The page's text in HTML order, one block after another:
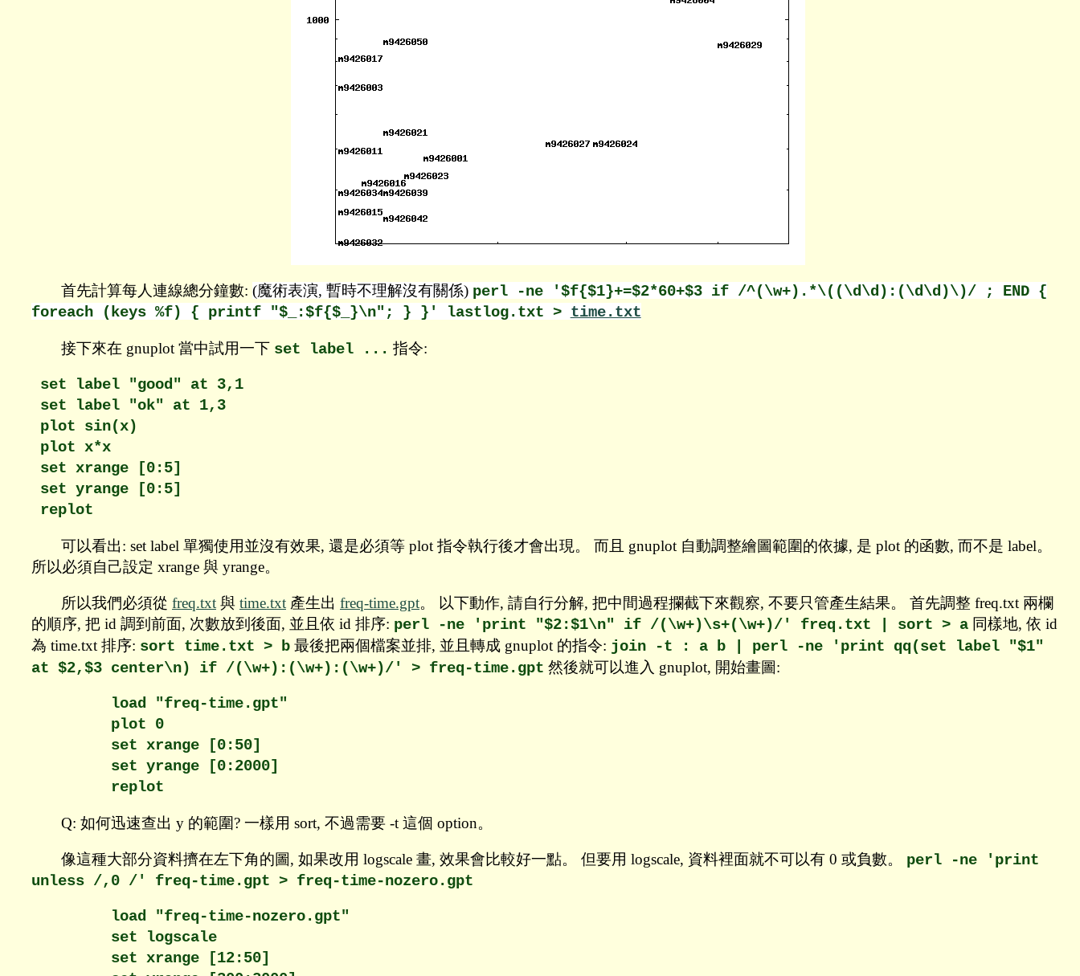
首先計算每人連線總分鐘數: (魔術表演, 暫時不理解沒有關係) perl -ne '$f{$1}+=$2*60+$3 if /^(\w+).*\((\d\d):(\d\d)\)/ ; END {
foreach (keys %f) { printf "$_:$f{$_}\n"; } }' lastlog.txt > time.txt
接下來在 gnuplot 當中試用一下 set label ... 指令:
set label "good" at 3,1
set label "ok" at 1,3
plot sin(x)
plot x*x
set xrange [0:5]
set yrange [0:5]
可以看出: set label 單獨使用並沒有效果, 還是必須等 plot 指令執行後才會出現。 而且 gnuplot 自動調整繪圖範圍的依據, 是 plot 的函數, 而不是 label。
所以必須自己設定 xrange 與 yrange。
所以我們必須從 freq.txt與 time.txt產生出 freq-time.gpt。 以下動作, 請自行分解, 把中間過程攔截下來觀察, 不要只管產生結果。 首先調整 freq.txt 兩欄
的順序, 把 id 調到前面, 次數放到後面, 並且依 id 排序: perl -ne 'print "$2:$1\n" if /(\w+)\s+(\w+)/' freq.txt | sort > a同樣地, 依 id
為 time.txt 排序: sort time.txt > b最後把兩個檔案並排, 並且轉成 gnuplot 的指令: join -t : a b | perl -ne 'print qq(set label "$1"
at $2,$3 center\n) if /(\w+):(\w+):(\w+)/' > freq-time.gpt 然後就可以進入 gnuplot, 開始畫圖:
        load "freq-time.gpt"
        plot 0
        set xrange [0:50]
        set yrange [0:2000]
Q: 如何迅速查出 y 的範圍? 一樣用 sort, 不過需要 -t 這個 option。
像這種大部分資料擠在左下角的圖, 如果改用 logscale 畫, 效果會比較好一點。 但要用 logscale, 資料裡面就不可以有 0 或負數。 perl -ne 'print
unless /,0 /' freq-time.gpt > freq-time-nozero.gpt
        load "freq-time-nozero.gpt"
        set logscale
        set xrange [12:50]